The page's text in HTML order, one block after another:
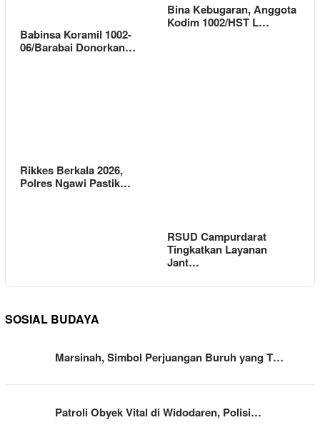
Babinsa Koramil 1002-
06/Barabai Donorkan…
Bina Kebugaran, Anggota
Kodim 1002/HST L…
Rikkes Berkala 2026,
Polres Ngawi Pastik…
RSUD Campurdarat
Tingkatkan Layanan
Jant…
SOSIAL BUDAYA
Marsinah, Simbol Perjuangan Buruh yang T…
Patroli Obyek Vital di Widodaren, Polisi…